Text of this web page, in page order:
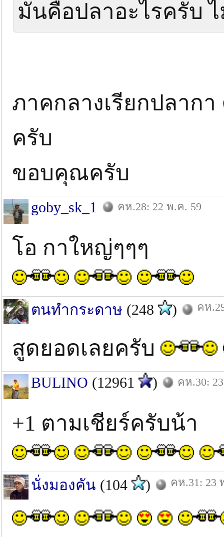
มันคือปลาอะไรครับ
ภาคกลางเรียกปลาก
ครับ
ขอบคุณครับ
goby_sk_1 คห.28: 22 พ.ค. 59
โอ กาใหญ่ๆๆๆ
ตนทำกระดาษ (248 ) คห
สูดยอดเลยครับ
BULINO (12961 ) คห.30:
+1 ตามเชียร์ครับน้า
นั่งมองคัน (104 ) คห.31: 23